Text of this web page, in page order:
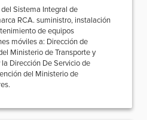
Sistema Integral de
RCA. suministro, instalación
de equipos
móviles a: Dirección de
Ministerio de Transporte y
Dirección De Servicio de
del Ministerio de